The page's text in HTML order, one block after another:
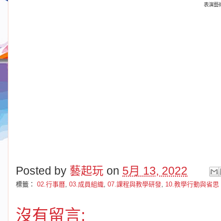
表演藝
Posted by 藝起玩 on 5月 13, 2022
標籤： 02.行事曆 03.成員組織 07.課程與教學研發 10.教學行動與省思
沒有留言: